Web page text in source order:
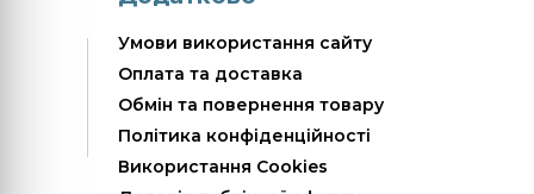
Умови використання сайту
Оплата та доставка
Обмін та повернення товару
Політика конфіденційності
Використання Cookies